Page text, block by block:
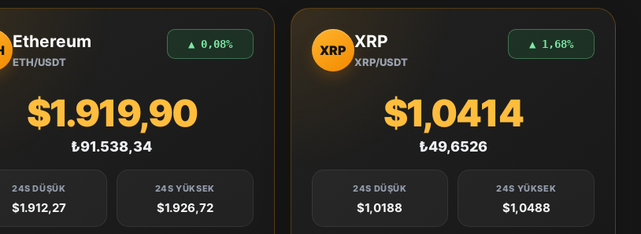
Ethereum
ETH/USDT
▲ 0,08%
$1.919,90
₺91.538,34
24S DÜŞÜK
$1.912,27
24S YÜKSEK
$1.926,72
XRP XRP
XRP/USDT
▲ 1,68%
$1,0414
₺49,6526
24S DÜŞÜK
$1,0188
24S YÜKSEK
$1,0488